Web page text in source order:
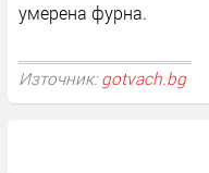
умерена фурна.
Източник: gotvach.bg